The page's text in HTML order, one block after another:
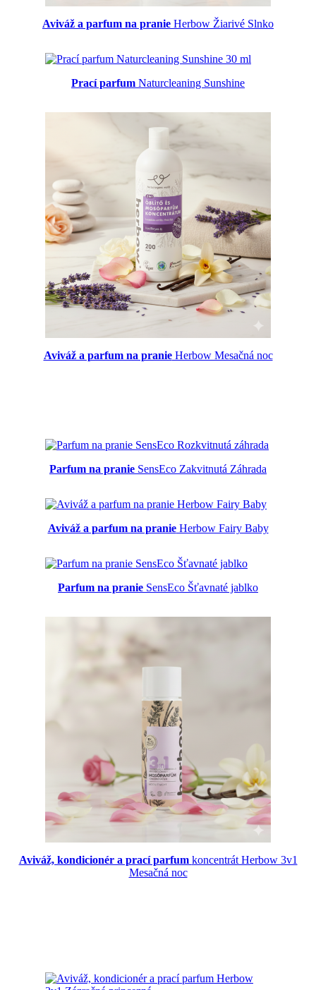
Aviváž a parfum na pranie Herbow Žiarivé Slnko
Prací parfum Naturcleaning Sunshine
Aviváž a parfum na pranieHerbow Mesačná noc
Parfum na pranie SensEco Zakvitnutá Záhrada
Aviváž a parfum na pranieHerbow Fairy Baby
Parfum na pranie SensEco Šťavnaté jablko
Aviváž, kondicionér a prací parfum koncentrát Herbow 3v1
Mesačná noc